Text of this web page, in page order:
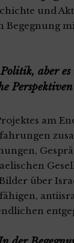
und
Begegnung
aber
am
über